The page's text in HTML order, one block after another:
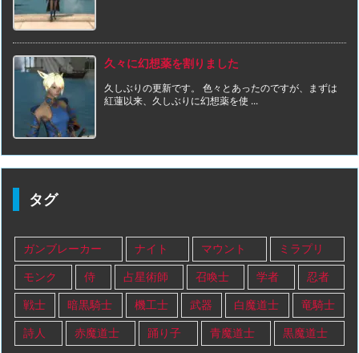
久々に幻想薬を割りました
久しぶりの更新です。 色々とあったのですが、まずは
紅蓮以来、久しぶりに幻想薬を使 ...
タグ
ガンブレーカー ナイト マウント ミラプリ
モンク 侍 占星術師 召喚士 学者 忍者
戦士 暗黒騎士 機工士 武器 白魔道士 竜騎士
詩人 赤魔道士 踊り子 青魔道士 黒魔道士